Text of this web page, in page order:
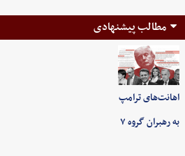
مطالب پیشنهادی
اهانت‌های ترامپ
به رهبران گروه ۷